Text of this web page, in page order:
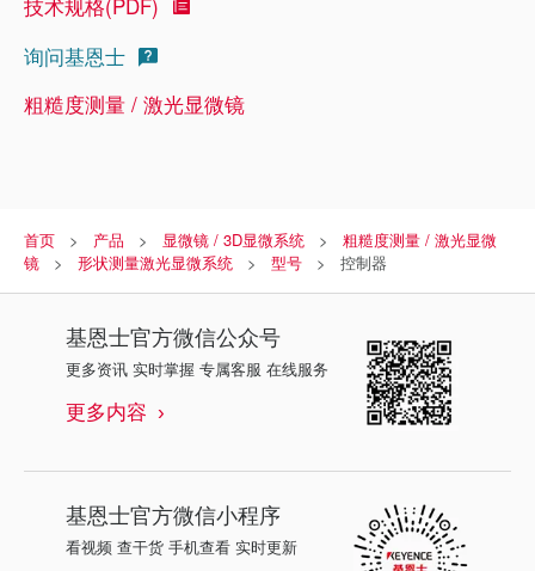
询问基恩士
粗糙度测量 / 激光显微镜
首页 产品 显微镜 / 3D显微系统
粗糙度测量 / 激光显微
镜
形状测量激光显微系统 型号 控制器
基恩士官方微信公众号
更多资讯 实时掌握 专属客服 在线服务
更多内容
基恩士官方微信小程序
看视频 查干货 手机查看 实时更新